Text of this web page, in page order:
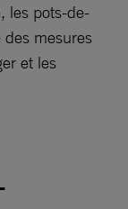
les pots-de-
mesures
et les